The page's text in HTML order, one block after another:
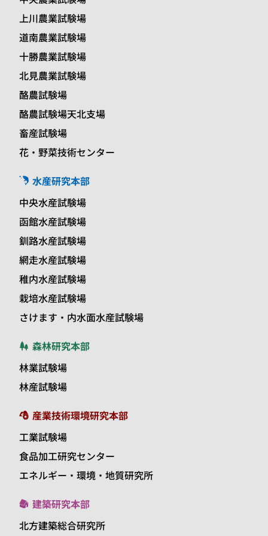
上川農業試験場
道南農業試験場
十勝農業試験場
北見農業試験場
酪農試験場
酪農試験場天北支場
畜産試験場
花・野菜技術センター
水産研究本部
中央水産試験場
函館水産試験場
釧路水産試験場
網走水産試験場
稚内水産試験場
栽培水産試験場
さけます・内水面水産試験場
森林研究本部
林業試験場
林産試験場
産業技術環境研究本部
工業試験場
食品加工研究センター
エネルギー・環境・地質研究所
建築研究本部
北方建築総合研究所